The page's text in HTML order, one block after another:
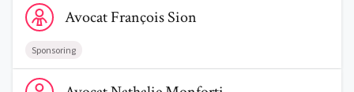
AvocatFrançoisSion
Sponsoring
Voir le profil de AvocatNathalie Monforti